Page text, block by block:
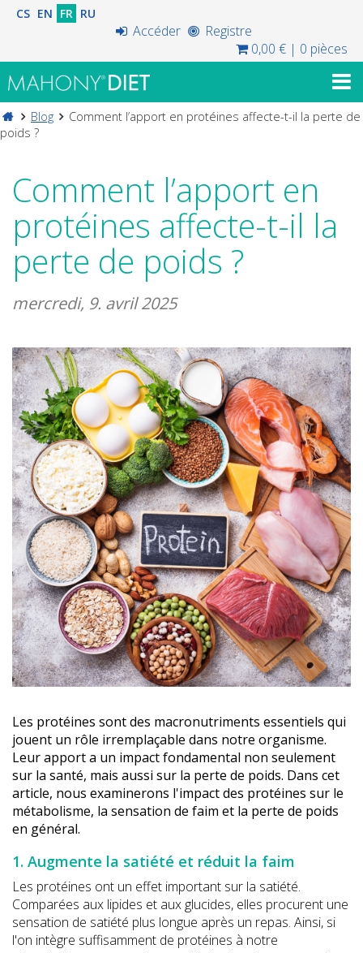
CS EN FR RU
Accéder
Registre
0,00 € | 0 pièces
Blog
Comment l’apport en protéines affecte-t-il la perte de
poids ?
Comment l’apport en
protéines affecte-t-il la
perte de poids ?
mercredi, 9. avril 2025
Les protéines sont des macronutriments essentiels qui
jouent un rôle irremplaçable dans notre organisme.
Leur apport a un impact fondamental non seulement
sur la santé, mais aussi sur la perte de poids. Dans cet
article, nous examinerons l'impact des protéines sur le
métabolisme, la sensation de faim et la perte de poids
en général.
1. Augmente la satiété et réduit la faim
Les protéines ont un effet important sur la satiété.
Comparées aux lipides et aux glucides, elles procurent une
sensation de satiété plus longue après un repas. Ainsi, si
l'on intègre suffisamment de protéines à notre